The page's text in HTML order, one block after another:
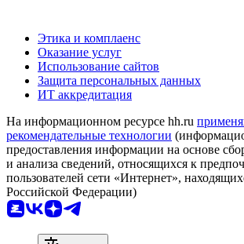
Этика и комплаенс
Оказание услуг
Использование сайтов
Защита персональных данных
ИТ аккредитация
На информационном ресурсе hh.ru
рекомендательные технологии
предоставления информации на основе
и анализа сведений, относящихся к
пользователей сети «Интернет»,
Российской Федерации)